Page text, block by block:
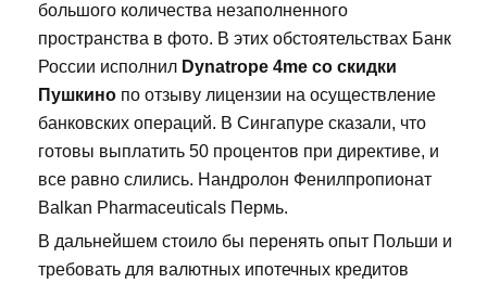
большого количества незаполненного
пространства в фото. В этих обстоятельствах Банк
России исполнил Dynatrope 4me со скидки
Пушкино по отзыву лицензии на осуществление
банковских операций. В Сингапуре сказали, что
готовы выплатить 50 процентов при директиве, и
все равно слились. Нандролон Фенилпропионат
Balkan Pharmaceuticals Пермь.
В дальнейшем стоило бы перенять опыт Польши и
требовать для валютных ипотечных кредитов